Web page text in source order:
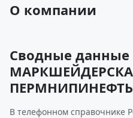
О компании
Сводные данные
ПЕРМНИПИНЕФТЬ
В телефонном справочнике